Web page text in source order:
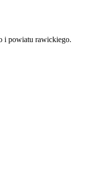
i powiatu rawickiego.